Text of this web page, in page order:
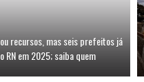
recursos, mas seis prefeitos já
RN em 2025; saiba quem